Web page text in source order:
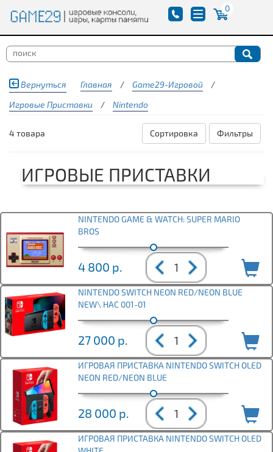
0
Вернуться Главная / Game29-Игровой
/
Игровые Приставки
/ Nintendo
4 товара Фильтры
Сортировка
ИГРОВЫЕ ПРИСТАВКИ
NINTENDO GAME & WATCH: SUPER MARIO
BROS
4 800 р.
NINTENDO SWITCH NEON RED/NEON BLUE
NEW\ HAC 001-01
27 000 р.
ИГРОВАЯ ПРИСТАВКА NINTENDO SWITCH OLED
NEON RED/NEON BLUE
28 000 р.
ИГРОВАЯ ПРИСТАВКА NINTENDO SWITCH OLED